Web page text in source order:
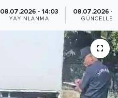
08.07.2026 - 14:03
YAYINLANMA
08.07.2026 -